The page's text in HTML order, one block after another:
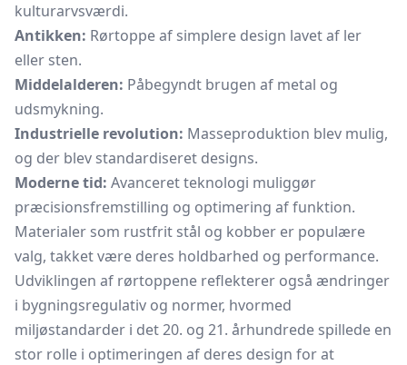
kulturarvsværdi.
Antikken: Rørtoppe af simplere design lavet af ler
eller sten.
Middelalderen: Påbegyndt brugen af metal og
udsmykning.
Industrielle revolution: Masseproduktion blev mulig,
og der blev standardiseret designs.
Moderne tid: Avanceret teknologi muliggør
præcisionsfremstilling og optimering af funktion.
Materialer som rustfrit stål og kobber er populære
valg, takket være deres holdbarhed og performance.
Udviklingen af rørtoppene reflekterer også ændringer
i bygningsregulativ og normer, hvormed
miljøstandarder i det 20. og 21. århundrede spillede en
stor rolle i optimeringen af deres design for at